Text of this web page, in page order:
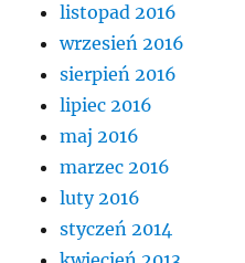
listopad 2016
wrzesień 2016
sierpień 2016
lipiec 2016
maj 2016
marzec 2016
luty 2016
styczeń 2014